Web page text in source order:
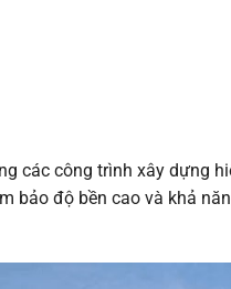
các công trình xây dựng
bảo độ bền cao và khả